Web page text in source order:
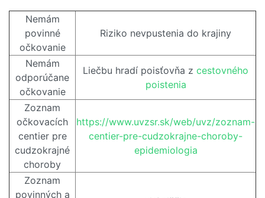
Nemám
povinné
očkovanie
Riziko nevpustenia do krajiny
Nemám
odporúčane
očkovanie
Liečbu hradí poisťovňa z cestovného
poistenia
Zoznam
očkovacích
centier pre
cudzokrajné
choroby
https://www.uvzsr.sk/web/uvz/zoznam-
centier-pre-cudzokrajne-choroby-
epidemiologia
Zoznam
povinných a